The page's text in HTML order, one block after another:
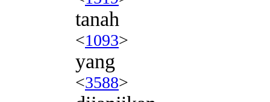
tanah
<1093>
yang
<3588>